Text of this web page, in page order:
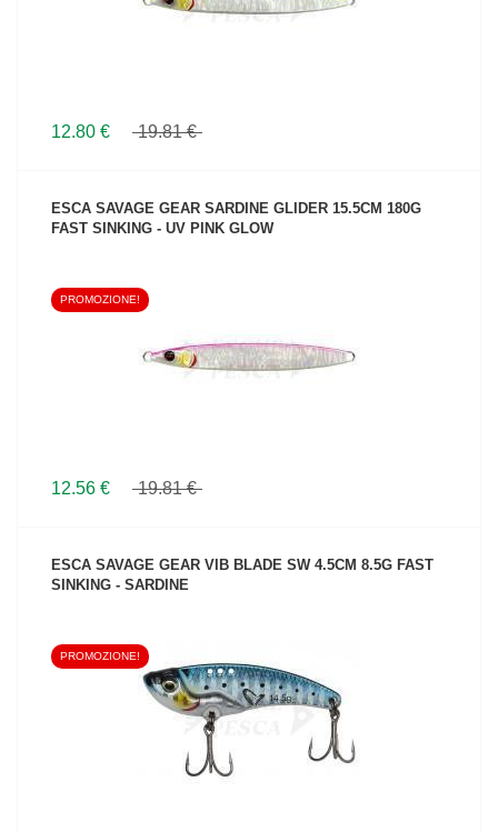
12.80 € 19.81 €
ESCA SAVAGE GEAR SARDINE GLIDER 15.5CM 180G
FAST SINKING - UV PINK GLOW
PROMOZIONE!
12.56 € 19.81 €
ESCA SAVAGE GEAR VIB BLADE SW 4.5CM 8.5G FAST
SINKING - SARDINE
VEDI IL PRODOTTO
PROMOZIONE!